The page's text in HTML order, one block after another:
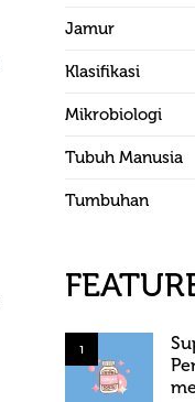
Jamur
Klasifikasi
Mikrobiologi
Tubuh Manusia
Tumbuhan
1